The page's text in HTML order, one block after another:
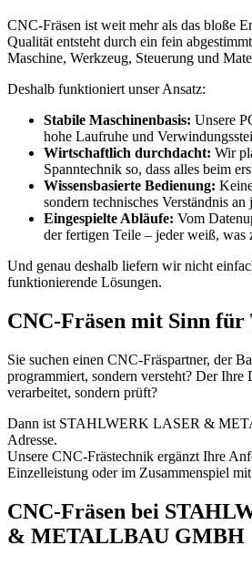
CNC-Fräsen ist weit mehr als das bloße
Qualität entsteht durch ein fein
Maschine, Werkzeug, Steuerung und
Deshalb funktioniert unser Ansatz:
Stabile Maschinenbasis: Unsere
hohe Laufruhe und
Wirtschaftlich durchdacht: Wir
Spanntechnik so, dass alles beim
Wissensbasierte Bedienung:
sondern technisches Verständnis an
Eingespielte Abläufe: Vom
der fertigen Teile – jeder weiß, was
Und genau deshalb liefern wir nicht
funktionierende Lösungen.
CNC-Fräsen mit Sinn für
Sie suchen einen CNC-Fräspartner, der
programmiert, sondern versteht? Der Ihre
verarbeitet, sondern prüft?
Dann ist STAHLWERK LASER &
Adresse.
Unsere CNC-Frästechnik ergänzt Ihre
Einzelleistung oder im Zusammenspiel
CNC-Fräsen bei
& METALLBAU GMBH